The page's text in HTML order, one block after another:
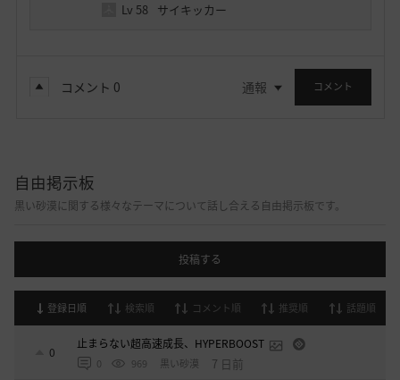
Lv 58 サイキッカー
コメント 0 通報 コメント
自由掲示板
黒い砂漠に関する様々なテーマについて話し合える自由掲示板です。
投稿する
登録日順 検索順 コメント順 推奨順 話題順
0
止まらない超高速成長、HYPERBOOST
0 969 黒い砂漠 7 日前